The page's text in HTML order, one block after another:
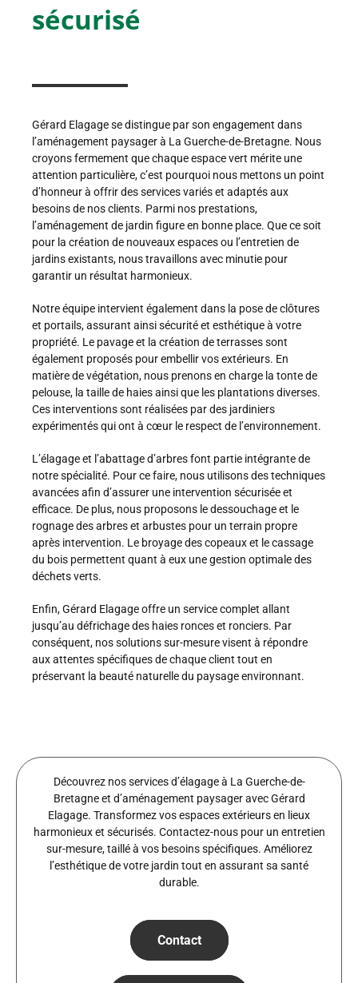
sécurisé
Gérard Elagage se distingue par son engagement dans
l’aménagement paysager à La Guerche-de-Bretagne. Nous
croyons fermement que chaque espace vert mérite une
attention particulière, c’est pourquoi nous mettons un point
d’honneur à offrir des services variés et adaptés aux
besoins de nos clients. Parmi nos prestations,
l’aménagement de jardin figure en bonne place. Que ce soit
pour la création de nouveaux espaces ou l’entretien de
jardins existants, nous travaillons avec minutie pour
garantir un résultat harmonieux.
Notre équipe intervient également dans la pose de clôtures
et portails, assurant ainsi sécurité et esthétique à votre
propriété. Le pavage et la création de terrasses sont
également proposés pour embellir vos extérieurs. En
matière de végétation, nous prenons en charge la tonte de
pelouse, la taille de haies ainsi que les plantations diverses.
Ces interventions sont réalisées par des jardiniers
expérimentés qui ont à cœur le respect de l’environnement.
L’élagage et l’abattage d’arbres font partie intégrante de
notre spécialité. Pour ce faire, nous utilisons des techniques
avancées afin d’assurer une intervention sécurisée et
efficace. De plus, nous proposons le dessouchage et le
rognage des arbres et arbustes pour un terrain propre
après intervention. Le broyage des copeaux et le cassage
du bois permettent quant à eux une gestion optimale des
déchets verts.
Enfin, Gérard Elagage offre un service complet allant
jusqu’au défrichage des haies ronces et ronciers. Par
conséquent, nos solutions sur-mesure visent à répondre
aux attentes spécifiques de chaque client tout en
préservant la beauté naturelle du paysage environnant.
Découvrez nos services d’élagage à La Guerche-de-
Bretagne et d’aménagement paysager avec Gérard
Elagage. Transformez vos espaces extérieurs en lieux
harmonieux et sécurisés. Contactez-nous pour un entretien
sur-mesure, taillé à vos besoins spécifiques. Améliorez
l’esthétique de votre jardin tout en assurant sa santé
durable.
Contact